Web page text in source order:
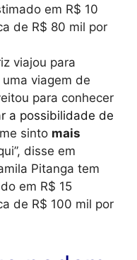
em R$ 10
de R$ 80 mil por
viajou para
viagem de
para conhecer
a possibilidade de
sinto mais
disse em
Pitanga tem
em R$ 15
de R$ 100 mil por